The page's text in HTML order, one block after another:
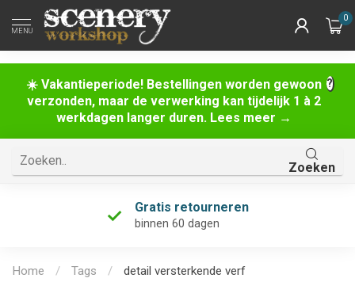
☀️ Vakantieperiode! Bestellingen worden gewoon
verzonden, maar de verwerking kan tijdelijk 1 à 2
werkdagen langer duren. Lees meer →
MENU
0
Zoeken
Gratis retourneren
binnen 60 dagen
Home / Tags / detail versterkende verf